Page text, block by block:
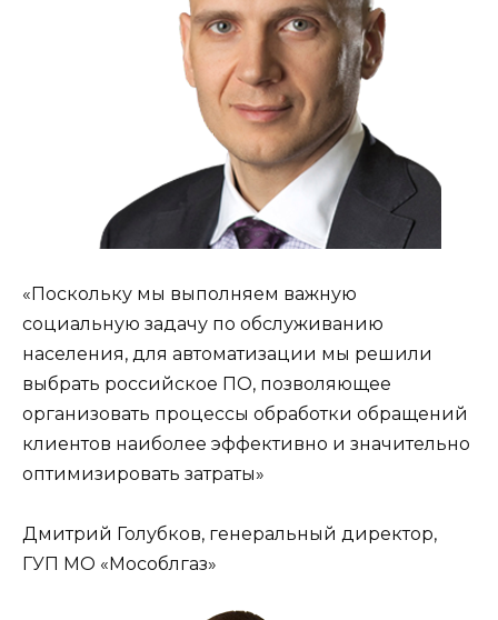
«Поскольку мы выполняем важную
социальную задачу по обслуживанию
населения, для автоматизации мы решили
выбрать российское ПО, позволяющее
организовать процессы обработки обращений
клиентов наиболее эффективно и значительно
оптимизировать затраты»
Дмитрий Голубков, генеральный директор,
ГУП МО «Мособлгаз»